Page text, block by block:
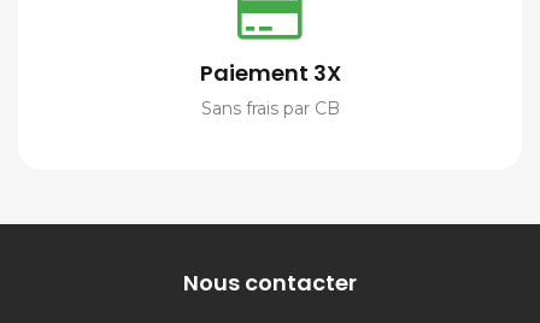
Paiement 3X
Sans frais par CB
Nous contacter